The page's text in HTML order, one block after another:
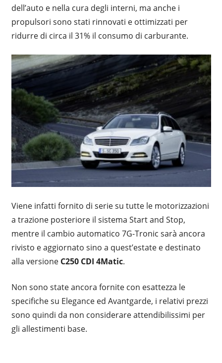
dell’auto e nella cura degli interni, ma anche i
propulsori sono stati rinnovati e ottimizzati per
ridurre di circa il 31% il consumo di carburante.
Viene infatti fornito di serie su tutte le motorizzazioni
a trazione posteriore il sistema Start and Stop,
mentre il cambio automatico 7G-Tronic sarà ancora
rivisto e aggiornato sino a quest’estate e destinato
alla versioneC250 CDI 4Matic.
Non sono state ancora fornite con esattezza le
specifiche su Elegance ed Avantgarde, i relativi prezzi
sono quindi da non considerare attendibilissimi per
gli allestimenti base.